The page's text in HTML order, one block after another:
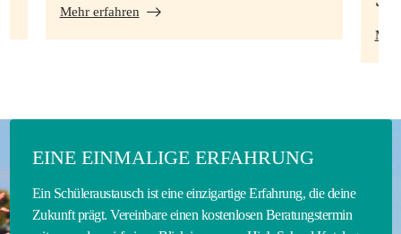
Mehr erfahren
EINE EINMALIGE ERFAHRUNG
Ein Schüleraustausch ist eine einzigartige Erfahrung, die deine
Zukunft prägt. Vereinbare einen kostenlosen Beratungstermin